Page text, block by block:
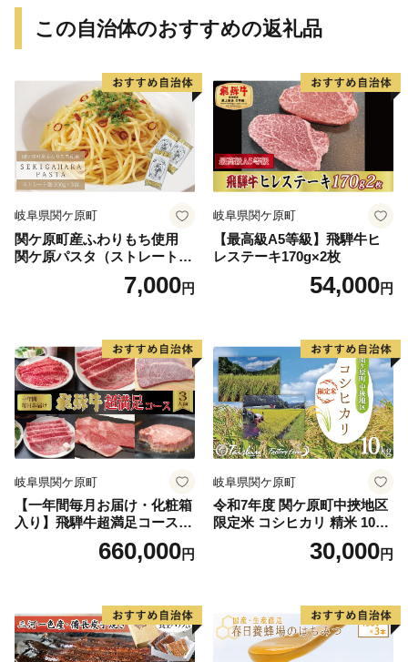
この自治体のおすすめの返礼品
岐阜県関ケ原町
関ケ原町産ふわりもち使用
関ケ原パスタ（ストレート
麺）計900g（300g×3袋 約9
7,000円
岐阜県関ケ原町
【最高級A5等級】飛騨牛ヒ
レステーキ170g×2枚
54,000円
岐阜県関ケ原町
【一年間毎月お届け・化粧箱
入り】飛騨牛超満足コース
660,000円
岐阜県関ケ原町
令和7年度 関ケ原町中挾地区
限定米 コシヒカリ 精米 10kg
30,000円